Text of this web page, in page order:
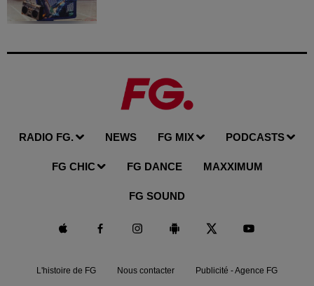
RADIO FG. NEWS FG MIX PODCASTS
FG CHIC FG DANCE MAXXIMUM
FG SOUND
L'histoire de FG Nous contacter Publicité - Agence FG